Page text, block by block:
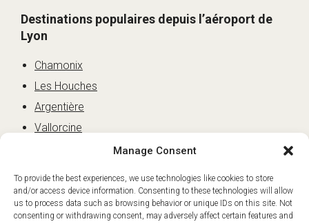
Manage Consent
To provide the best experiences, we use technologies like cookies to store
and/or access device information. Consenting to these technologies will allow
us to process data such as browsing behavior or unique IDs on this site. Not
consenting or withdrawing consent, may adversely affect certain features and
Destinations populaires depuis l’aéroport de
Lyon
Chamonix
Les Houches
Argentière
Vallorcine
Les Contamines
Courmayeur